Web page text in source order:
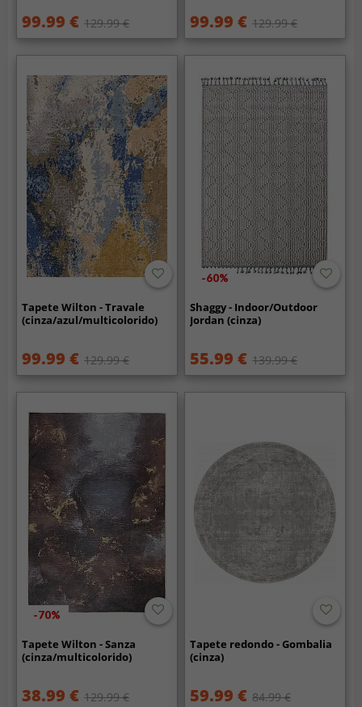
99.99 € 129.99 € 99.99 € 129.99 €
Tapete Wilton - Travale
(cinza/azul/multicolorido)
99.99 € 129.99 €
-60%
Shaggy - Indoor/Outdoor
Jordan (cinza)
55.99 € 139.99 €
-70%
Tapete Wilton - Sanza
(cinza/multicolorido)
38.99 € 129.99 €
Tapete redondo - Gombalia
(cinza)
59.99 € 84.99 €